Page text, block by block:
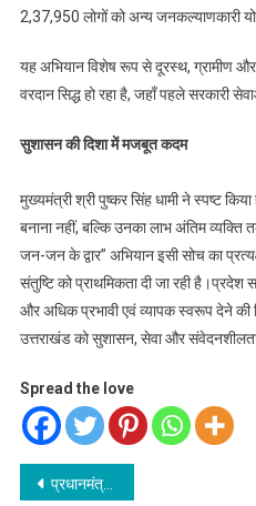
2,37,950 लोगों को अन्य जनकल्याणकारी
यह अभियान विशेष रूप से दूरस्थ, ग्रामीण और
वरदान सिद्ध हो रहा है, जहाँ पहले सरकारी
सुशासन की दिशा में मजबूत कदम
मुख्यमंत्री श्री पुष्कर सिंह धामी ने स्पष्ट
बनाना नहीं, बल्कि उनका लाभ अंतिम
जन-जन के द्वार” अभियान इसी सोच का
संतुष्टि को प्राथमिकता दी जा रही है।प्रदेश
और अधिक प्रभावी एवं व्यापक स्वरूप देने की
उत्तराखंड को सुशासन, सेवा और
Spread the love
Post
प्रधानमंत्री ने आदमपुर हवाई अड्डे को गुरु रविदास महाराज के नाम ऐतिहासिक कदम: मुख्यमंत्री धामी